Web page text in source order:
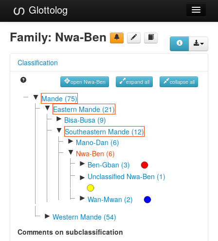
Glottolog
Languages
Language Search
Reference Search
GlottoScope
Family: Nwa-Ben
Classification
open Nwa-Ben expand all collapse all
▼ Mande (75)
▼ Eastern Mande (21)
► Bisa-Busa (9)
▼ Southeastern Mande (12)
► Mano-Dan (6)
▼ Nwa-Ben (6)
► Ben-Gban (3)
► Unclassified Nwa-Ben (1)
► Wan-Mwan (2)
► Western Mande (54)
Comments on subclassification